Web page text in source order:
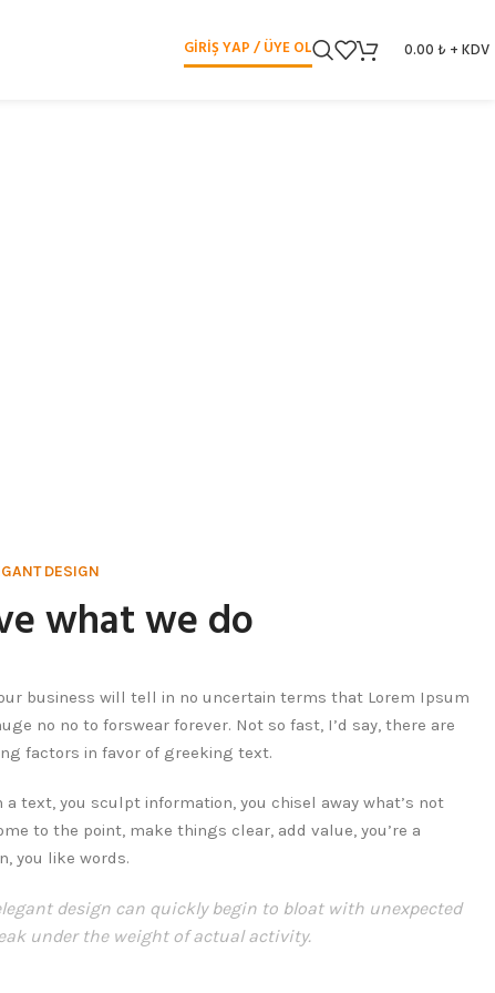
GIRIŞ YAP / ÜYE OL 0.00₺ + KDV
DESIGN
what we do
business will tell in no uncertain terms that Lorem Ipsum
no no to forswear forever. Not so fast, I’d say, there are
factors in favor of greeking text.
a text, you sculpt information, you chisel away what’s not
to the point, make things clear, add value, you’re a
you like words.
design can quickly begin to bloat with unexpected
under the weight of actual activity.